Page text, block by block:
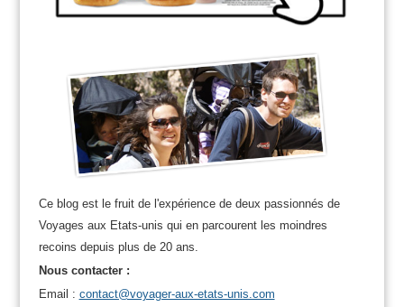
Ce blog est le fruit de l'expérience de deux passionnés de
Voyages aux Etats-unis qui en parcourent les moindres
recoins depuis plus de 20 ans.
Nous contacter :
Email : contact@voyager-aux-etats-unis.com